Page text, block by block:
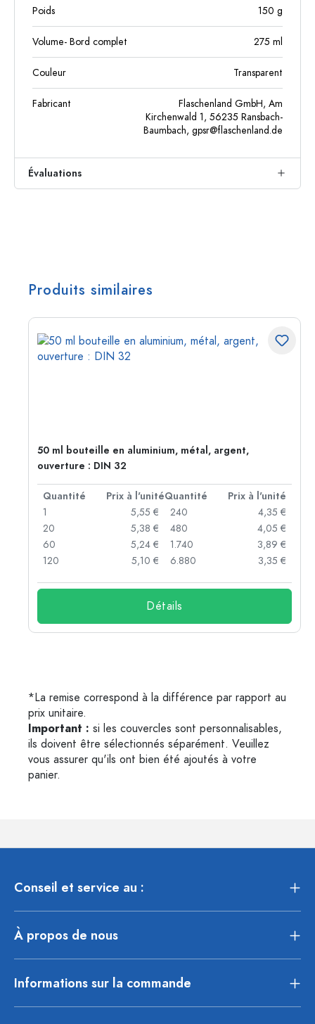
Poids 150 g
Volume- Bord complet 275 ml
Couleur Transparent
Fabricant
Flaschenland GmbH, Am
Kirchenwald 1, 56235 Ransbach-
Baumbach, gpsr@flaschenland.de
Évaluations
Produits similaires
50 ml bouteille en aluminium, métal, argent,
ouverture : DIN 32
Quantité Prix à l'unitéQuantité
Prix à l'unité
1
5,55 €
20
5,38 €
60
5,24 €
120
5,10 €
240
4,35 €
480
4,05 €
1.740
3,89 €
6.880
3,35 €
Détails
*La remise correspond à la différence par rapport au
prix unitaire.
Important : si les couvercles sont personnalisables,
ils doivent être sélectionnés séparément. Veuillez
vous assurer qu'ils ont bien été ajoutés à votre
panier.
Conseil et service au :
À propos de nous
Informations sur la commande